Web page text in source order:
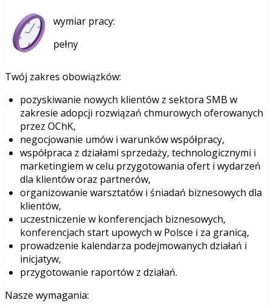
wymiar pracy:
pełny
Twój zakres obowiązków:
pozyskiwanie nowych klientów z sektora SMB w
zakresie adopcji rozwiązań chmurowych oferowanych
przez OChK,
negocjowanie umów i warunków współpracy,
współpraca z działami sprzedaży, technologicznymi i
marketingiem w celu przygotowania ofert i wydarzeń
dla klientów oraz partnerów,
organizowanie warsztatów i śniadań biznesowych dla
klientów,
uczestniczenie w konferencjach biznesowych,
konferencjach start upowych w Polsce i za granicą,
prowadzenie kalendarza podejmowanych działań i
inicjatyw,
przygotowanie raportów z działań.
Nasze wymagania: